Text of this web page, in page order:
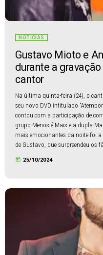
NOTÍCIAS
Gustavo Mioto e
durante a
cantor
Na última quinta-feira (24), o
seu novo DVD intitulado
contou com a participação de
grupo Menos é Mais e a dupla
mais emocionantes da noite foi
de Gustavo, que surpreendeu os
today 25/10/2024